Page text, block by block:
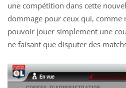
une compétition dans cette
dommage pour ceux qui, comme
pouvoir jouer simplement une
ne faisant que disputer des